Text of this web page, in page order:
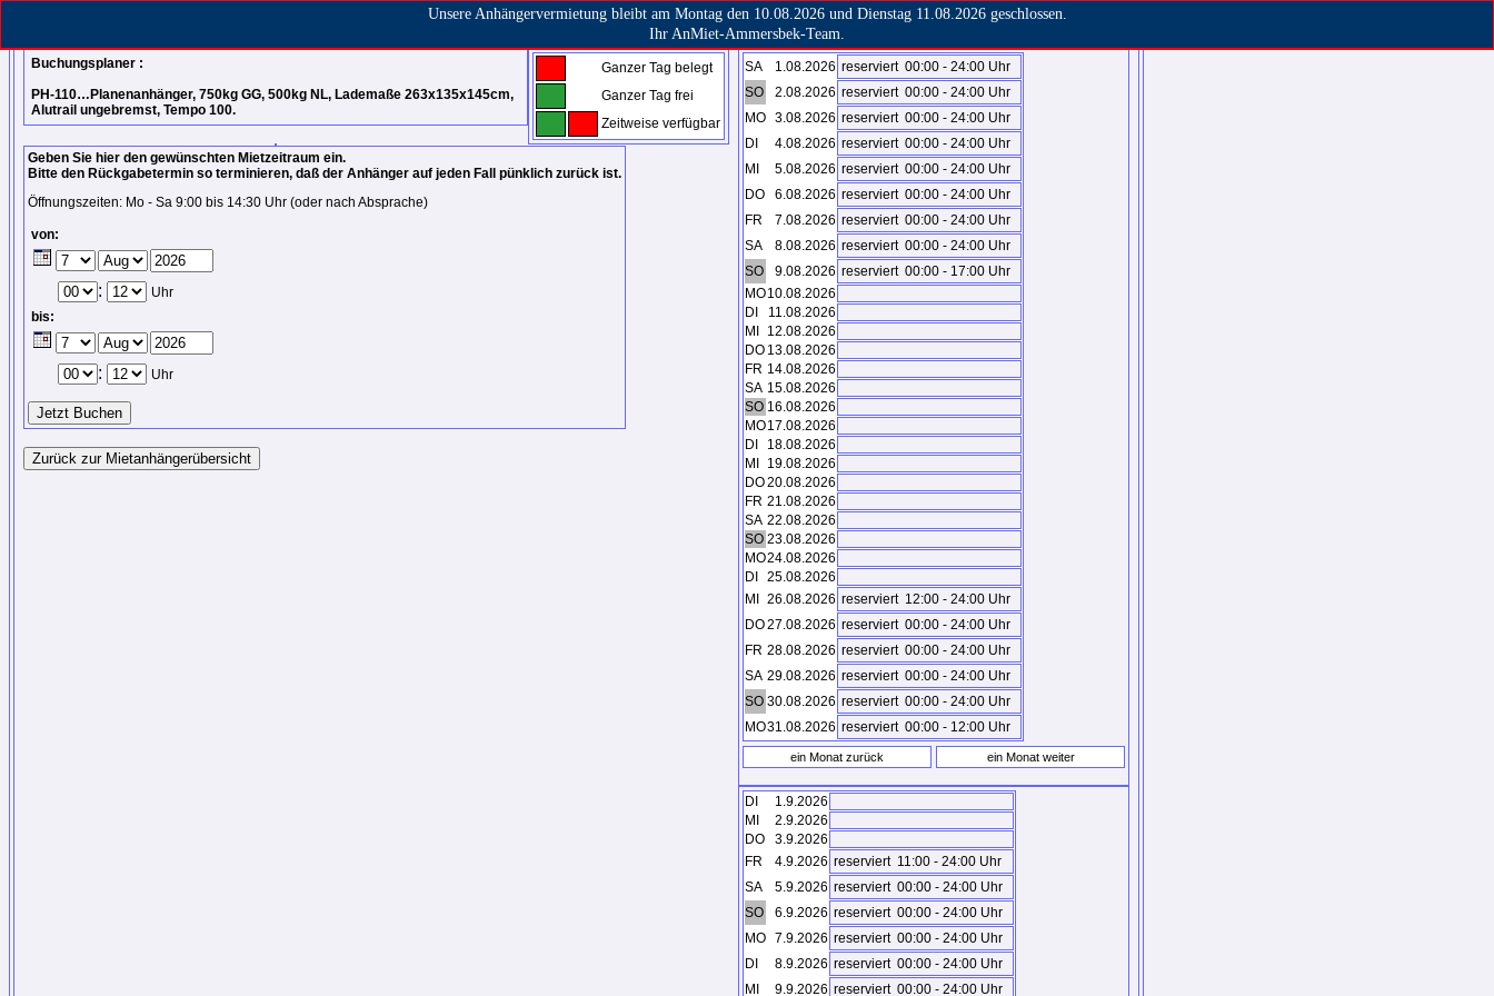
Unsere Anhängervermietung bleibt am Montag den 10.08.2026 und Dienstag 11.08.2026 geschlossen.
Ihr AnMiet-Ammersbek-Team.
Ganzer Tag belegt
Ganzer Tag frei
Zeitweise verfügbar
Buchungsplaner :
PH-110…Planenanhänger, 750kg GG, 500kg NL, Lademaße 263x135x145cm,
Alutrail ungebremst, Tempo 100.
Geben Sie hier den gewünschten Mietzeitraum ein.
Bitte den Rückgabetermin so terminieren, daß der Anhänger auf jeden Fall pünklich zurück ist.
Öffnungszeiten: Mo - Sa 9:00 bis 14:30 Uhr (oder nach Absprache)
von:
:
Uhr
bis:
: Uhr
SA 1.08.2026 reserviert 00:00 - 24:00 Uhr
SO
2.08.2026 reserviert 00:00 - 24:00 Uhr
MO 3.08.2026 reserviert 00:00 - 24:00 Uhr
DI
4.08.2026 reserviert 00:00 - 24:00 Uhr
MI
5.08.2026 reserviert 00:00 - 24:00 Uhr
DO
6.08.2026 reserviert 00:00 - 24:00 Uhr
FR
7.08.2026 reserviert 00:00 - 24:00 Uhr
SA
8.08.2026 reserviert 00:00 - 24:00 Uhr
SO
9.08.2026 reserviert 00:00 - 17:00 Uhr
MO10.08.2026
DI
11.08.2026
MI
12.08.2026
DO 13.08.2026
FR 14.08.2026
SA 15.08.2026
SO 16.08.2026
MO17.08.2026
DI
18.08.2026
MI
19.08.2026
DO20.08.2026
FR 21.08.2026
SA 22.08.2026
SO 23.08.2026
MO24.08.2026
DI
25.08.2026
MI
26.08.2026 reserviert 12:00 - 24:00 Uhr
DO27.08.2026 reserviert 00:00 - 24:00 Uhr
FR 28.08.2026 reserviert 00:00 - 24:00 Uhr
SA 29.08.2026 reserviert 00:00 - 24:00 Uhr
SO 30.08.2026 reserviert 00:00 - 24:00 Uhr
MO31.08.2026 reserviert 00:00 - 12:00 Uhr
DI
1.9.2026
MI
2.9.2026
DO
3.9.2026
FR
4.9.2026 reserviert 11:00 - 24:00 Uhr
SA
5.9.2026 reserviert 00:00 - 24:00 Uhr
SO
6.9.2026 reserviert 00:00 - 24:00 Uhr
MO 7.9.2026 reserviert 00:00 - 24:00 Uhr
DI
8.9.2026 reserviert 00:00 - 24:00 Uhr
MI
9.9.2026 reserviert 00:00 - 24:00 Uhr